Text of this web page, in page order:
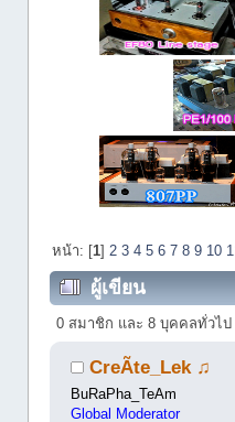
หน้า: [1]2 3 4 5 6 7 8 9 10
ผู้เขียน
0 สมาชิก และ 8 บุคคลทั่วไ
CreÃte_Lek ♫
BuRaPha_TeAm
Global Moderator